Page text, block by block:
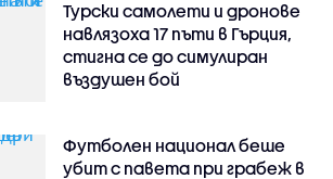
Турски самолети и дронове
навлязоха 17 пъти в Гърция,
стигна се до симулиран
въздушен бой
Футболен национал беше
убит с павета при грабеж в